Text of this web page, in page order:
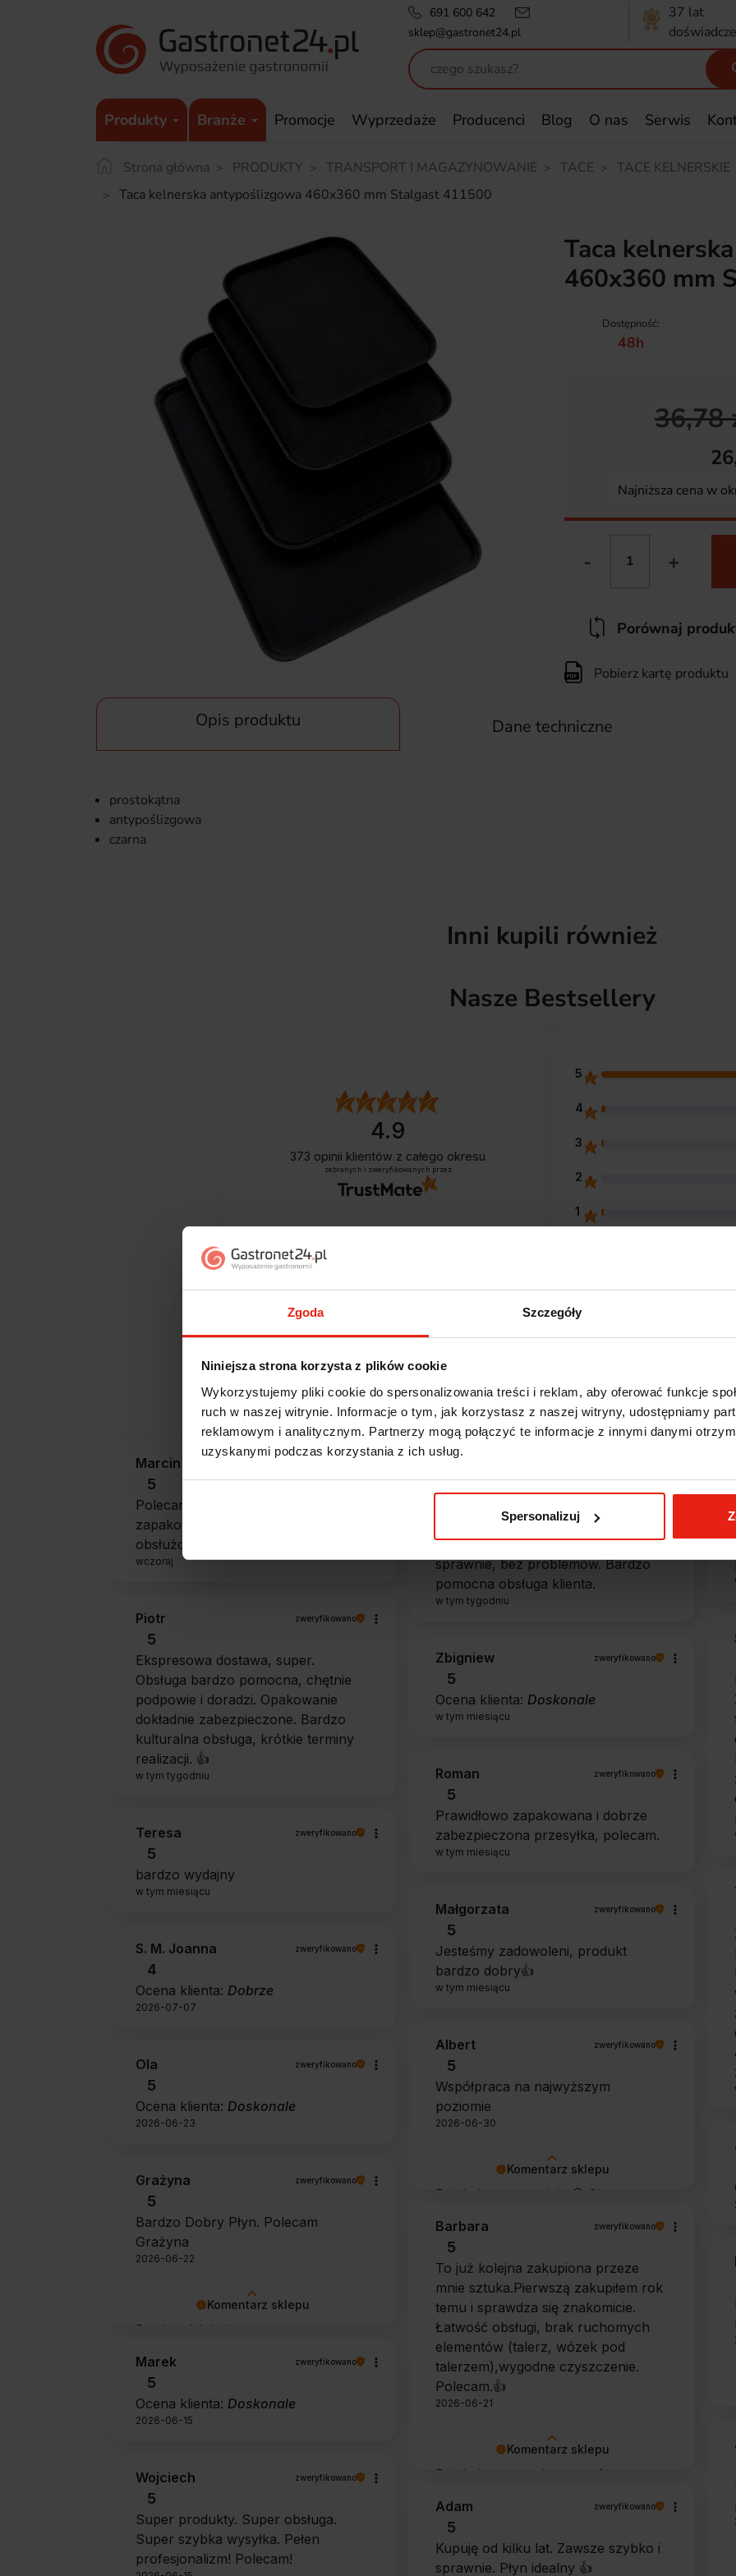
Zgoda Szczegóły
Niniejsza strona korzysta z plików cookie
Wykorzystujemy pliki cookie do spersonalizowania treści i reklam, aby oferować funkcje
ruch w naszej witrynie. Informacje o tym, jak korzystasz z naszej witryny, udostępniamy
reklamowym i analitycznym. Partnerzy mogą połączyć te informacje z innymi danymi
uzyskanymi podczas korzystania z ich usług.
Spersonalizuj
691 600 642
sklep@gastronet24.pl
37 lat
Produkty Branże Promocje Wyprzedaże Producenci Blog O nas Serwis
Strona główna PRODUKTY TRANSPORT I MAGAZYNOWANIE TACE
TACE KELNERSKIE
Taca kelnerska antypoślizgowa 460x360 mm Stalgast 411500
Taca
460x360 mm
Dostępność:
48h
36,78
Najniższa cena w
- +
Porównaj
Pobierz kartę produktu
Opis produktu Dane techniczne
prostokątna
antypoślizgowa
czarna
Inni kupili również
Nasze Bestsellery
4.9
373 opinii klientów z całego okresu
zebranych i zweryfikowanych przez
5
4
3
2
1
Opinie klientów
Marcin
5
Polecam szybko sprawnie dobrze
zapakowane Zostałem świetnie
obsłużony. Brawa dla pracowników.
wczoraj
Alicja
5
dotarła do mnie tak szybko. Paczka
dotarła cała i zdrowa. Szybko,
sprawnie, bez problemów. Bardzo
pomocna obsługa klienta.
w tym tygodniu
Piotr zweryfikowano
5
Ekspresowa dostawa, super.
Obsługa bardzo pomocna, chętnie
podpowie i doradzi. Opakowanie
dokładnie zabezpieczone. Bardzo
kulturalna obsługa, krótkie terminy
realizacji. 👍️
w tym tygodniu
Zbigniew zweryfikowano
5
Ocena klienta: Doskonale
w tym miesiącu
Roman zweryfikowano
5
Prawidłowo zapakowana i dobrze
zabezpieczona przesyłka, polecam.
w tym miesiącu
Teresa zweryfikowano
5
bardzo wydajny
w tym miesiącu
Małgorzata zweryfikowano
5
Jesteśmy zadowoleni, produkt
bardzo dobry👍️
w tym miesiącu
S. M. Joanna zweryfikowano
4
Ocena klienta: Dobrze
2026-07-07
Komentarz sklepu
Dziękujemy za opinię 🙂 Cieszymy
zakup spełniły Pana oczekiwania.
Dziękujemy za zaufanie.
Albert zweryfikowano
5
Współpraca na najwyższym
poziomie
2026-06-30
Ola zweryfikowano
5
Ocena klienta: Doskonale
2026-06-23
Komentarz sklepu
Bardzo dziękujemy za pozytywną
zapewniał doskonałe efekty przy
każdym użyciu.
Grażyna zweryfikowano
5
Bardzo Dobry Płyn. Polecam
Grażyna
2026-06-22
Komentarz sklepu
Dziękujemy za tak szczegółową
Pani wygodę obsługi i łatwość
utrzymania urządzenia w czystości.
To dla nas bardzo cenna informacja.
Barbara zweryfikowano
5
To już kolejna zakupiona przeze
mnie sztuka.Pierwszą zakupiłem rok
temu i sprawdza się znakomicie.
Łatwość obsługi, brak ruchomych
elementów (talerz, wózek pod
talerzem),wygodne czyszczenie.
Polecam.👍️
2026-06-21
Marek zweryfikowano
5
Ocena klienta: Doskonale
2026-06-15
Wojciech zweryfikowano
5
Super produkty. Super obsługa.
Super szybka wysyłka. Pełen
profesjonalizm! Polecam!
Adam zweryfikowano
5
Kupuję od kilku lat. Zawsze szybko i
sprawnie. Płyn idealny 👍️